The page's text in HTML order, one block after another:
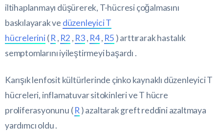
iltihaplanmayı düşürerek, T-hücresi çoğalmasını
baskılayarak ve düzenleyici T
hücrelerini(R , R2 , R3, R4, R5 ) arttırarak hastalık
semptomlarını iyileştirmeyi başardı .
Karışık lenfosit kültürlerinde çinko kaynaklı düzenleyici T
hücreleri, inflamatuvar sitokinleri ve T hücre
proliferasyonunu (R ) azaltarak greft reddini azaltmaya
yardımcı oldu .